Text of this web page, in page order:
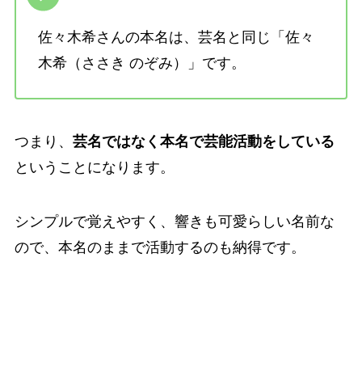
佐々木希さんの本名は、芸名と同じ「佐々
木希（ささき のぞみ）」です。
つまり、 芸名ではなく本名で芸能活動をしている
ということになります。
シンプルで覚えやすく、響きも可愛らしい名前な
ので、本名のままで活動するのも納得です。